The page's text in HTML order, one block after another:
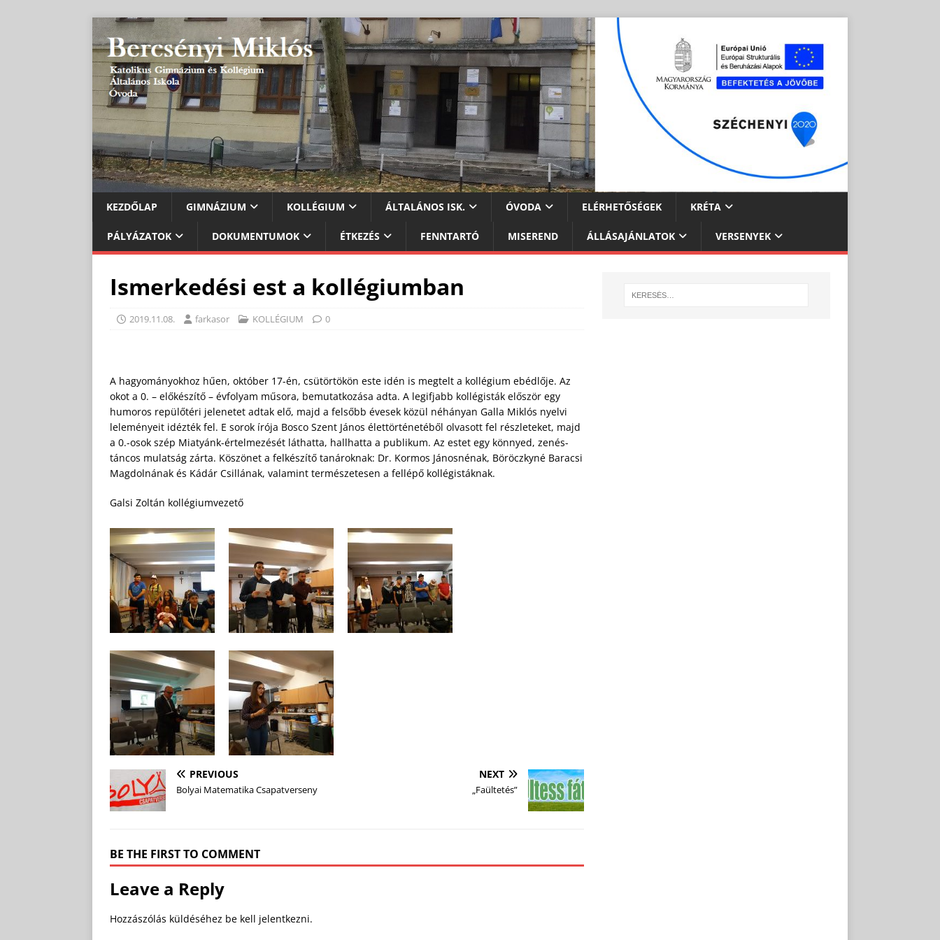
KEZDŐLAP GIMNÁZIUM KOLLÉGIUM ÁLTALÁNOS ISK. ÓVODA ELÉRHETŐSÉGEK KRÉTA
PÁLYÁZATOK DOKUMENTUMOK ÉTKEZÉS FENNTARTÓ MISEREND ÁLLÁSAJÁNLATOK VERSENYEK
Ismerkedési est a kollégiumban
2019.11.08. farkasor KOLLÉGIUM 0
A hagyományokhoz hűen, október 17-én, csütörtökön este idén is megtelt a kollégium ebédlője. Az
okot a 0. – előkészítő – évfolyam műsora, bemutatkozása adta. A legifjabb kollégisták először egy
humoros repülőtéri jelenetet adtak elő, majd a felsőbb évesek közül néhányan Galla Miklós nyelvi
leleményeit idézték fel. E sorok írója Bosco Szent János élettörténetéből olvasott fel részleteket, majd
a 0.-osok szép Miatyánk-értelmezését láthatta, hallhatta a publikum. Az estet egy könnyed, zenés-
táncos mulatság zárta. Köszönet a felkészítő tanároknak: Dr. Kormos Jánosnénak, Böröczkyné Baracsi
Magdolnának és Kádár Csillának, valamint természetesen a fellépő kollégistáknak.
Galsi Zoltán kollégiumvezető
PREVIOUS
Bolyai Matematika Csapatverseny
NEXT
„Faültetés”
BE THE FIRST TO COMMENT
Leave a Reply
Hozzászólás küldéséhez be kell jelentkezni.